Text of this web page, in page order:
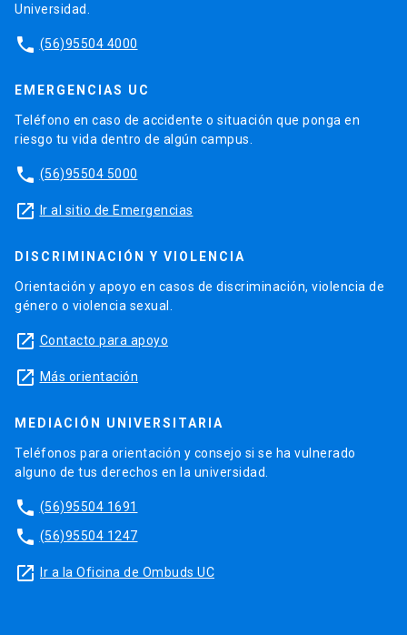
Universidad.
phone (56)95504 4000
EMERGENCIAS UC
Teléfono en caso de accidente o situación que ponga en
riesgo tu vida dentro de algún campus.
phone (56)95504 5000
launch Ir al sitio de Emergencias
DISCRIMINACIÓN Y VIOLENCIA
Orientación y apoyo en casos de discriminación, violencia de
género o violencia sexual.
launch Contacto para apoyo
launch Más orientación
MEDIACIÓN UNIVERSITARIA
Teléfonos para orientación y consejo si se ha vulnerado
alguno de tus derechos en la universidad.
phone (56)95504 1691
phone (56)95504 1247
launch Ir a la Oficina de Ombuds UC